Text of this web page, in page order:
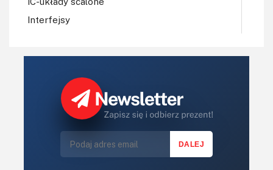
Interfejsy
Koła Naukowe
LED/LCD/OLED
Mechatronika